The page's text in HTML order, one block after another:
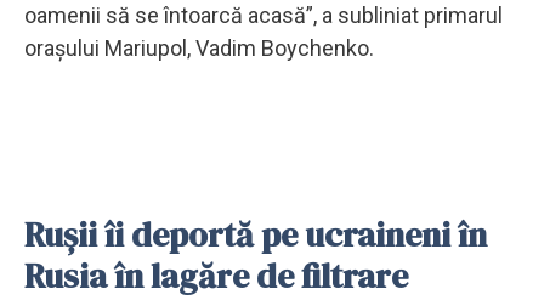
oamenii să se întoarcă acasă”, a subliniat primarul
orașului Mariupol, Vadim Boychenko.
Rușii îi deportă pe ucraineni în
Rusia în lagăre de filtrare